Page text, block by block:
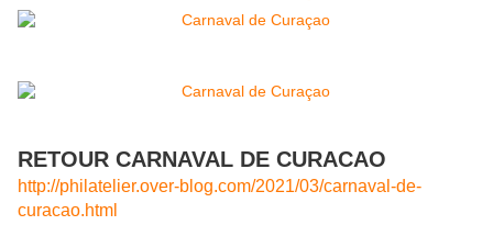
RETOUR CARNAVAL DE CURACAO
http://philatelier.over-blog.com/2021/03/carnaval-de-
curacao.html